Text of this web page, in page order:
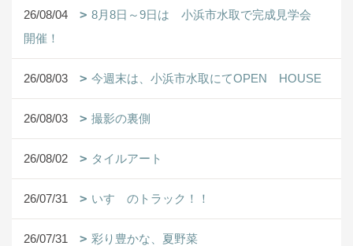
26/08/04
8月8日～9日は 小浜市水取で完成見学会
開催！
26/08/03 今週末は、小浜市水取にてOPEN HOUSE
26/08/03 撮影の裏側
26/08/02 タイルアート
26/07/31 いすゞのトラック！！
26/07/31 彩り豊かな、夏野菜